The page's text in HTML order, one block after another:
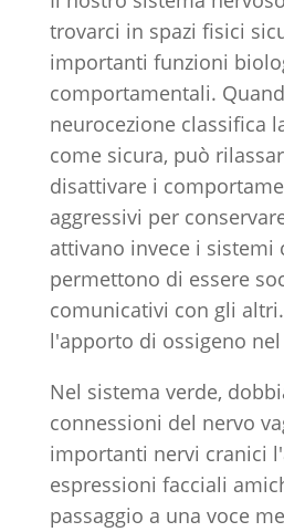
trovarci in spazi fisici
importanti funzioni
comportamentali.
neurocezione classifica
come sicura, può
disattivare i
aggressivi per
attivano invece i sistemi
permettono di essere
comunicativi con gli
l'apporto di ossigeno nel
Nel sistema verde,
connessioni del nervo
importanti nervi cranici
espressioni facciali
passaggio a una voce